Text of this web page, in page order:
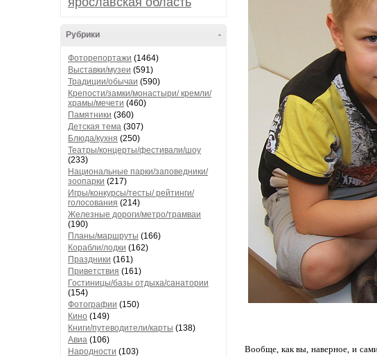
-
Рубрики
Фоторепортажи (1464)
Выставки/музеи (591)
Традиции/обычаи (590)
Крепости/замки/монастыри/ кремли/
храмы/мечети (460)
Памятники (360)
Детская тема (307)
Блюда/кухня (250)
Театры/концерты/фестивали/шоу
(233)
Национальные парки/заповедники/
зоопарки (217)
Игры/конкурсы/тесты/ рейтинги/
голосования (214)
Железные дороги/метро/трамваи
(190)
Планы/маршруты (166)
Корабли/лодки (162)
Праздники (161)
Приветствия (161)
Гостиницы/базы отдыха/санатории
(154)
Фотографии (150)
Кино (149)
Книги/путеводители/карты (138)
Авиа (106)
Народности (103)
Вообще, как вы, наверное, и